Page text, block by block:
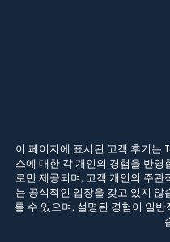
이 페이지에 표시된 고객 후기는
스에 대한 각 개인의 경험을 반영
로만 제공되며, 고객 개인의 주
는 공식적인 입장을 갖고 있지 않
를 수 있으며, 설명된 경험이 일